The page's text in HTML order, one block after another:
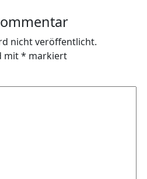
nicht veröffentlicht.
mit* markiert